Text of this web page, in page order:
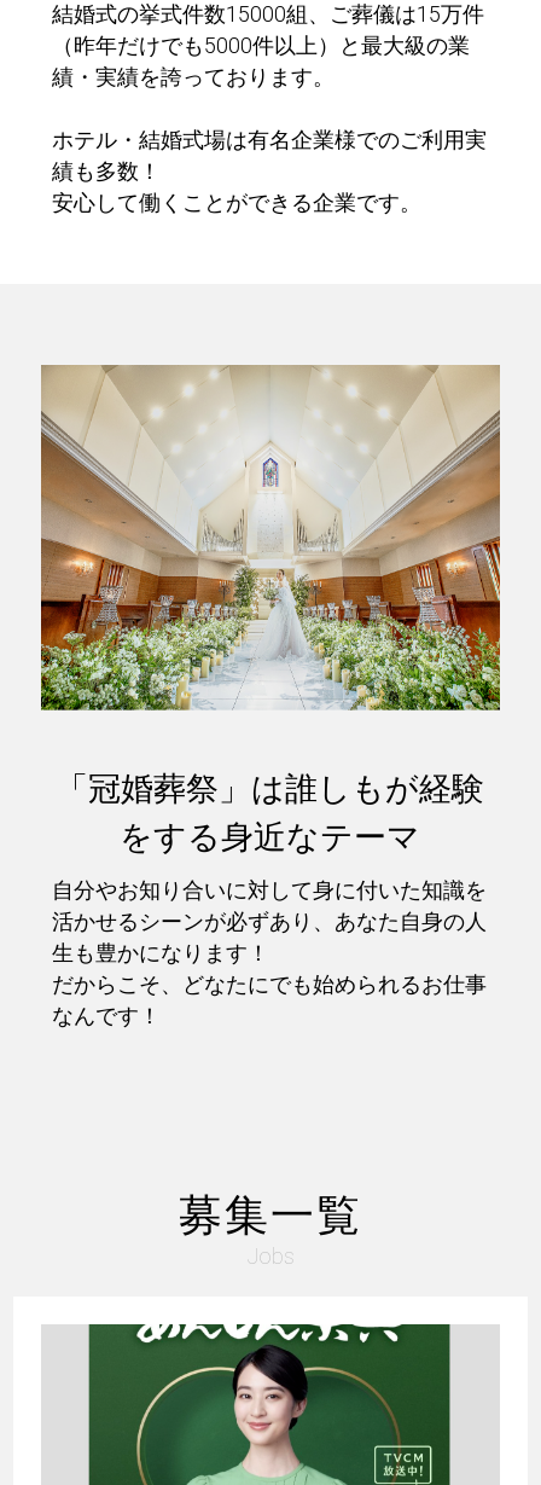
結婚式の挙式件数15000組、ご葬儀は15万件
（昨年だけでも5000件以上）と最大級の業
績・実績を誇っております。
ホテル・結婚式場は有名企業様でのご利用実
績も多数！
安心して働くことができる企業です。
「冠婚葬祭」は誰しもが経験
をする身近なテーマ
自分やお知り合いに対して身に付いた知識を
活かせるシーンが必ずあり、あなた自身の人
生も豊かになります！
だからこそ、どなたにでも始められるお仕事
なんです！
募集一覧
Jobs